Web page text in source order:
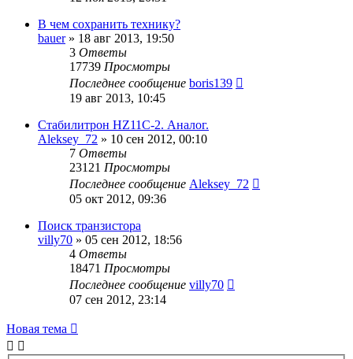
В чем сохранить технику?
bauer» 18 авг 2013, 19:50
3 Ответы
17739 Просмотры
Последнее сообщение boris139
19 авг 2013, 10:45
Стабилитрон HZ11C-2. Аналог.
Aleksey_72 » 10 сен 2012, 00:10
7 Ответы
23121 Просмотры
Последнее сообщение Aleksey_72
05 окт 2012, 09:36
Поиск транзистора
villy70 » 05 сен 2012, 18:56
4 Ответы
18471 Просмотры
Последнее сообщение villy70
07 сен 2012, 23:14
Новая тема